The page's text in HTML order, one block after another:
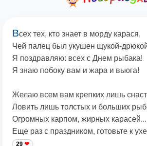
Всех тех, кто знает в морду карася,
Чей палец был укушен щукой-
Я поздравляю: всех с Днем рыбака!
Я знаю побоку вам и жара и вьюга!
Желаю всем вам крепких лишь
Ловить лишь толстых и больших
Огромных карпом, жирных карасей...
Еще раз с праздником, готовьте к
29